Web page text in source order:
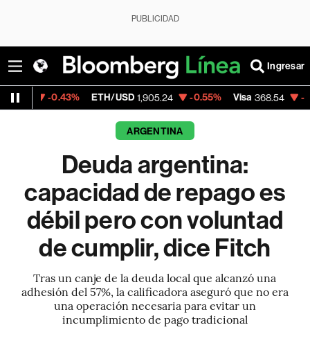
PUBLICIDAD
Ingresar
ETH/USD 1,905.24 -0.55% Visa 368.54 -0.28%
ARGENTINA
Deuda argentina:
capacidad de repago es
débil pero con voluntad
de cumplir, dice Fitch
Tras un canje de la deuda local que alcanzó una
adhesión del 57%, la calificadora aseguró que no era
una operación necesaria para evitar un
incumplimiento de pago tradicional